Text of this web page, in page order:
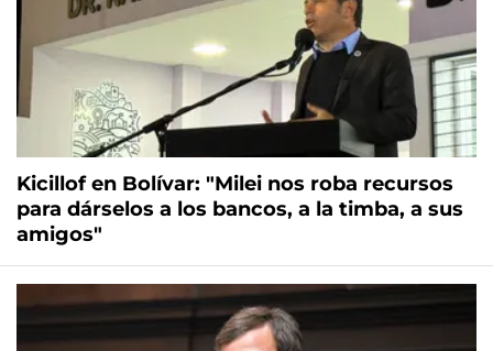
Kicillof en Bolívar: "Milei nos roba recursos
para dárselos a los bancos, a la timba, a sus
amigos"